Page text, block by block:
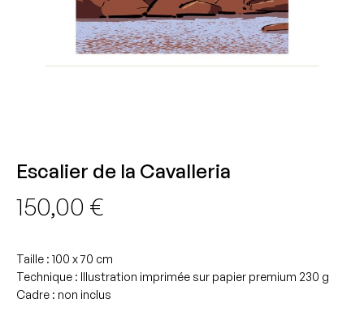
Escalier de la Cavalleria
150,00 €
Taille : 100 x 70 cm
Technique : Illustration imprimée sur papier premium 230 g
Cadre : non inclus